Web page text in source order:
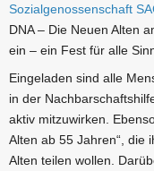
Sozialgenossenschaft
DNA – Die Neuen Alten
ein – ein Fest für alle
Eingeladen sind alle
in der
aktiv mitzuwirken.
Alten ab 55 Jahren“, die
Alten teilen wollen.